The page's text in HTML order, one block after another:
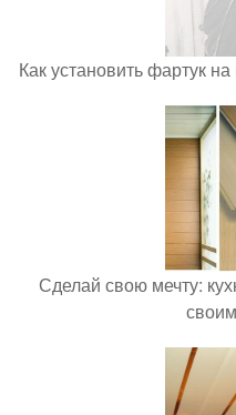
Как установить фартук
Сделай свою мечту: